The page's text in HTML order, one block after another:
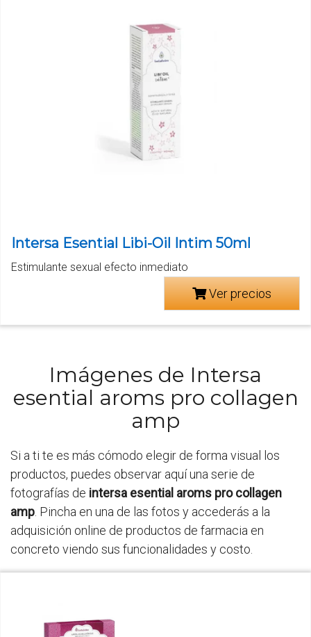
Intersa Esential Libi-Oil Intim 50ml
Estimulante sexual efecto inmediato
Ver precios
Imágenes de Intersa
esential aroms pro collagen
amp
Si a ti te es más cómodo elegir de forma visual los
productos, puedes observar aquí una serie de
fotografías de intersa esential aroms pro collagen
amp . Pincha en una de las fotos y accederás a la
adquisición online de productos de farmacia en
concreto viendo sus funcionalidades y costo.